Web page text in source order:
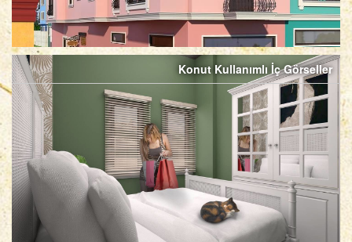
Konut Kullanımlı İç Görseller